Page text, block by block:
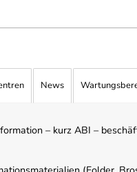
News
– kurz ABI –